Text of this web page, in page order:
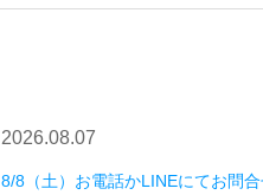
2026.08.07
8/8（土）お電話かLINEにてお問合